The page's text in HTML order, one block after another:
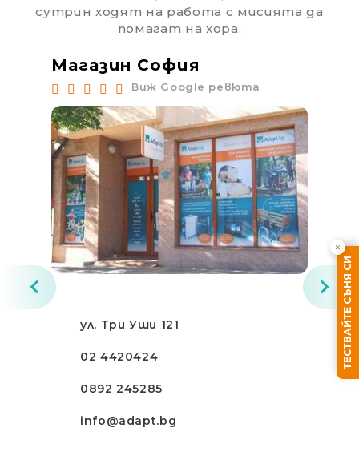
сутрин ходят на работа с мисията да
помагат на хора.
Магазин София
Виж Google ревюта
ул. Три Уши 121
02 4420424
0892 245285
info@adapt.bg
ТЕСТВАЙТЕ СЪНЯ СИ
×